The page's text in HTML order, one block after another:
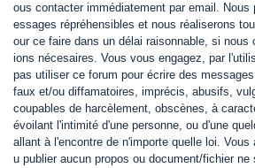
ous contacter immédiatement par email. Nous
essages répréhensibles et nous réaliserons
our ce faire dans un délai raisonnable, si nous
ions nécesaires. Vous vous engagez, par
pas utiliser ce forum pour écrire des
faux et/ou diffamatoires, imprécis, abusifs,
coupables de harcèlement, obscènes, à
évoilant l'intimité d'une personne, ou d'une
allant à l'encontre de n'importe quelle loi.
u publier aucun propos ou document/fichier